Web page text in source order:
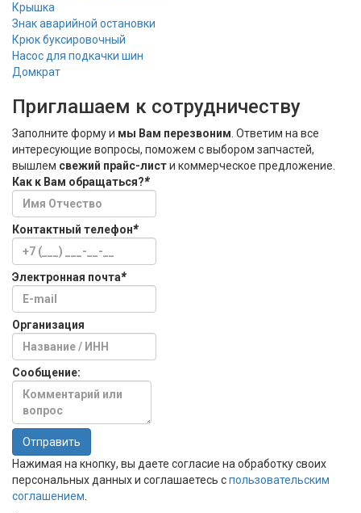
Крышка
Знак аварийной остановки
Крюк буксировочный
Насос для подкачки шин
Домкрат
Приглашаем к сотрудничеству
Заполните форму и мы Вам перезвоним . Ответим на все
интересующие вопросы, поможем с выбором запчастей,
вышлем свежий прайс-листи коммерческое предложение.
Как к Вам обращаться?*
Контактный телефон*
Электронная почта*
Организация
Сообщение:
Отправить
Нажимая на кнопку, вы даете согласие на обработку своих
персональных данных и соглашаетесь спользовательским
соглашением